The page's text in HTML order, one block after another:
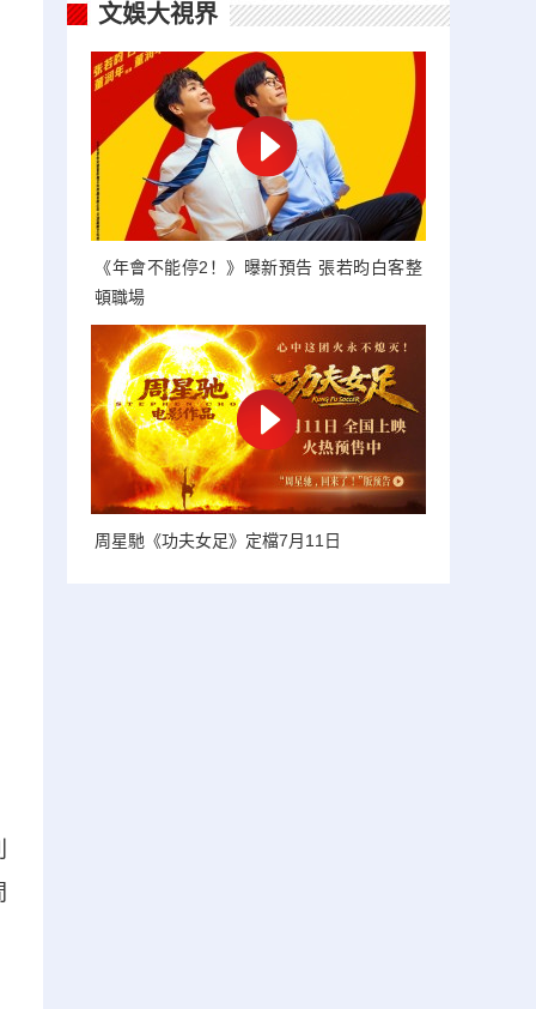
文娛大視界
《年會不能停2！》曝新預告 張若昀白客整
頓職場
周星馳《功夫女足》定檔7月11日